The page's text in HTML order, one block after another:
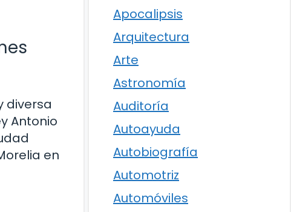
diversa
Antonio
en
Apocalipsis
Arquitectura
Arte
Astronomía
Auditoría
Autoayuda
Autobiografía
Automotriz
Automóviles